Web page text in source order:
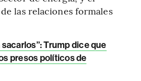
las relaciones formales
sacarlos”: Trump dice que
presos políticos de